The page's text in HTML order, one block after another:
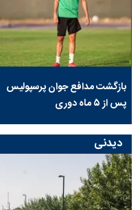
بازگشت مدافع جوان پرسپولیس
پس از ۵ ماه دوری
دیدنی